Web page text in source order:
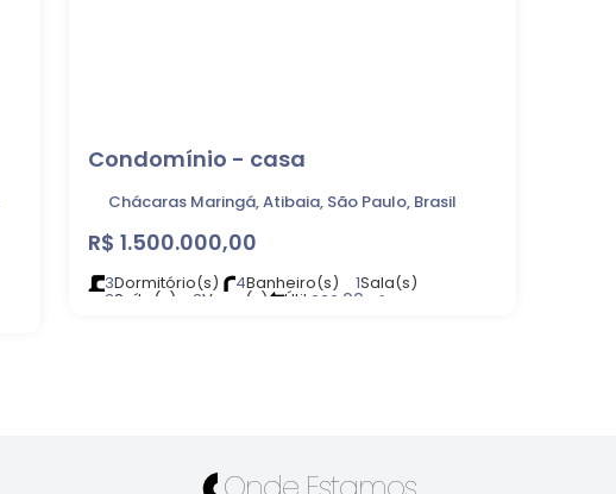
Condomínio - casa
R$ 1.500.000,00
Chácaras Maringá, Atibaia, São Paulo, Brasil
3Dormitório(s) 4Banheiro(s) 1Sala(s)
3Suíte(s) 3Vaga(s) Útil: 230 .00 m²